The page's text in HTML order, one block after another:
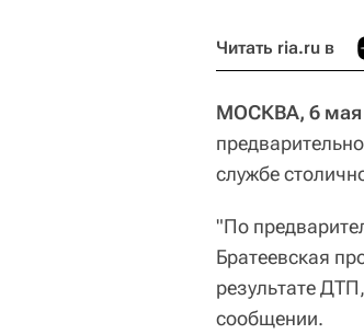
Читать ria.ru в
МОСКВА, 6 мая
службе
"По
Братеевская
результате
сообщении.